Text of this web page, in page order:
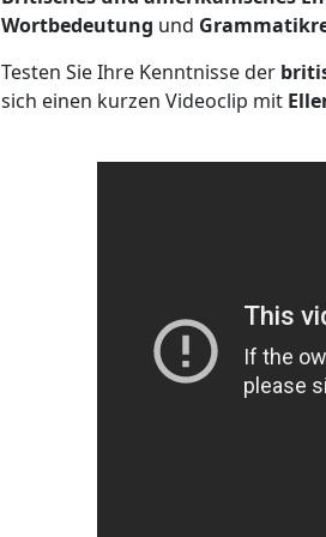
Wortbedeutung und
Testen Sie Ihre Kenntnisse der
sich einen kurzen Videoclip mit